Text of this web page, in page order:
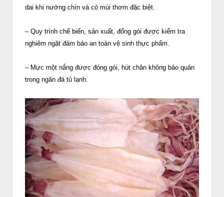
dai khi nướng chín và có mùi thơm đặc biệt.
– Quy trình chế biến, sản xuất, đống gói được kiểm tra
nghiêm ngặt đảm bảo an toàn vệ sinh thực phẩm.
– Mực một nắng được đóng gói, hút chân không bảo quản
trong ngăn đá tủ lạnh.